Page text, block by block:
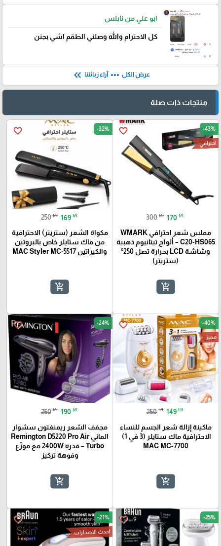
🎓
ابو علي من نابلس
كل الاحترام والله وصلني الطقم اشي بجنن
عرض الكل more_horiz آراء زبائننا keyboard_double_arrow_left
منتجات ذات صلة
favorite_border -43%
احترافي
300 ₪ 170 ₪
مملس شعر احترافي WMARK
C20-HS065 – ألواح تيتانيوم ذهبية
وشاشة LCD بحرارة تصل 250°
(ستريتر)
add_shopping_cart
favorite_border -32%
250 ₪ 169 ₪
مكواة الشعر (ستريتر) الاحترافية
من ماك ستايلر خاص بالبروتين
والكيراتين MAC Styler MC-5517
add_shopping_cart
favorite_border -40%
مميز
250 ₪ 149 ₪
ماكينة إزالة شعر الجسم للنساء
الاحترافية ماك ستايلر (3 في 1)
MAC MC-7700
add_shopping_cart
favorite_border -24%
250 ₪ 190 ₪
مجفف الشعر ريمنغتون سشوار
الماني Remington D5220 Pro Air
Turbo – قدرة 2400W مع موزّع
وفوهة تركيز
add_shopping_cart
favorite_border -25%
favorite_border -21%
احدث الاصدارات